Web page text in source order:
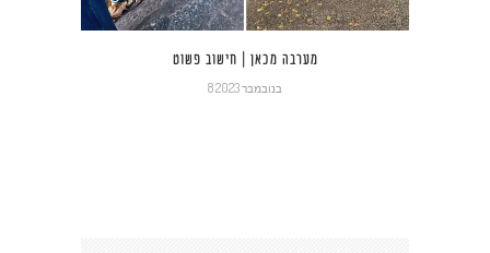
מערבה מכאן | חישוב פשוט
8 בנובמבר 2023